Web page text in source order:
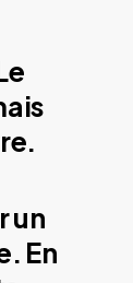
un
En